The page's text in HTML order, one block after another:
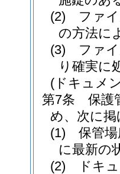
(2)
ファ
の方法に
(3)
ファ
り確実に
(ドキュメ
第7条
保護
め、次に
(1)
保管
に最新の
(2)
ドキ